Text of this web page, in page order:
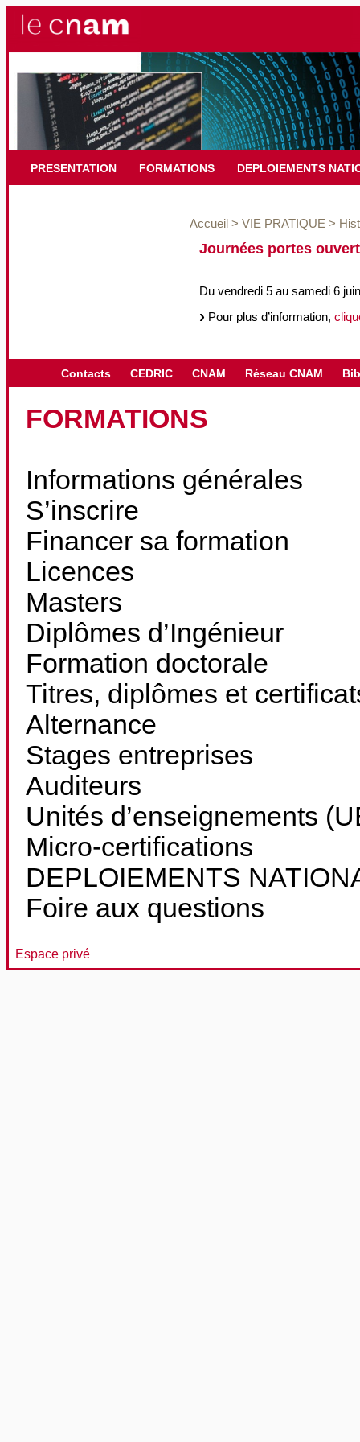
PRESENTATION FORMATIONS DEPLOIEMENTS
Accueil > VIE PRATIQUE >
Journées portes
Du vendredi 5 au samedi 6
Pour plus d’information,
Contacts CEDRIC CNAM Réseau CNAM
FORMATIONS
Informations générales
S’inscrire
Financer sa formation
Licences
Masters
Diplômes d’Ingénieur
Formation doctorale
Titres, diplômes et
Alternance
Stages entreprises
Auditeurs
Unités d’enseignements
Micro-certifications
DEPLOIEMENTS
Foire aux questions
Espace privé